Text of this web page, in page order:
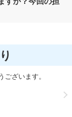
ございます。